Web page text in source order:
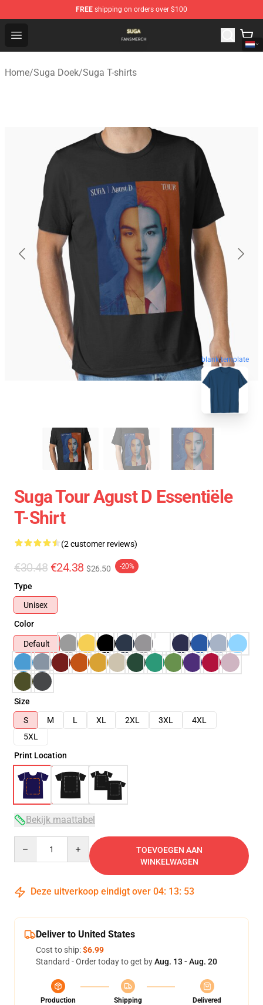
FREE shipping on orders over $100
Open menu
Suga Shop - Official Suga Merchandise Store
Home/Suga Doek/Suga T-shirts
blank template
Suga Tour Agust D Essentiële
T-Shirt
(2 customer reviews)
€30.48 €24.38 $26.50 -20%
Type
Unisex
Color
Default
Size
S
M L XL 2XL 3XL
4XL
5XL
Print Location
Bekijk maattabel
TOEVOEGEN AAN
WINKELWAGEN
Deze uitverkoop eindigt over 04: 13: 53
Deliver to United States
Cost to ship:$6.99
Standard - Order today to get byAug. 13 - Aug. 20
Production
Shipping
Delivered